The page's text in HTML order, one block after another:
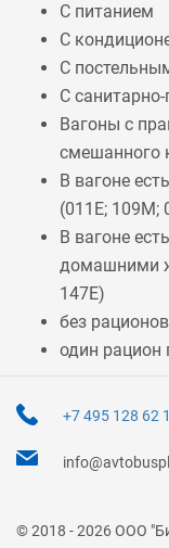
С питанием
С
С
С
Вагоны с
смешанного
В вагоне
(011Е; 109М;
В вагоне
домашними
147Е)
без
один рацион
+7 495 128 62
© 2018 - 2026 ООО